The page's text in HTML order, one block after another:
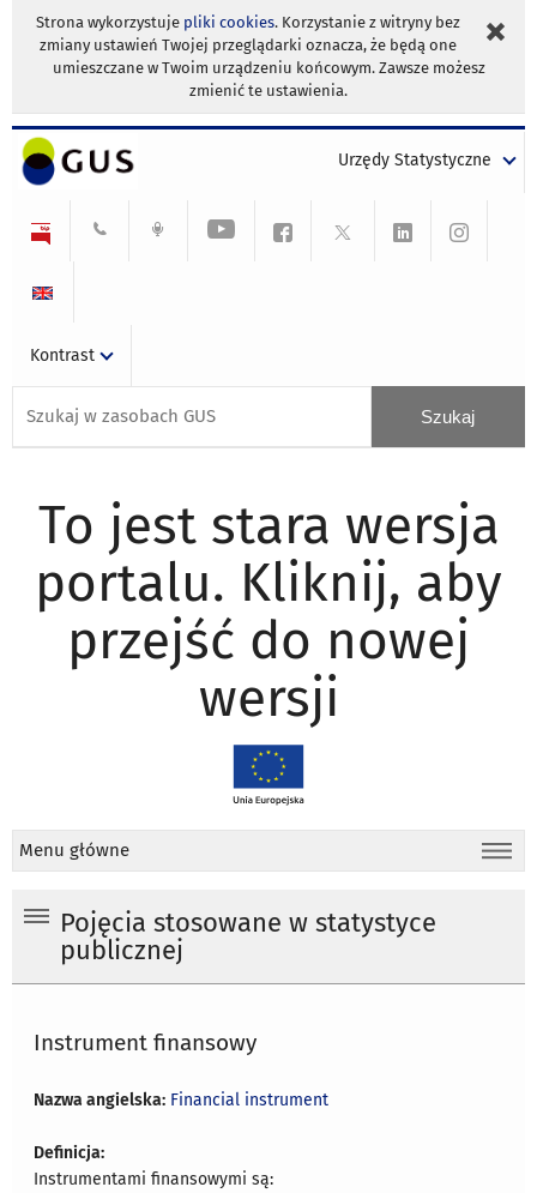
Strona wykorzystuje pliki cookies. Korzystanie z witryny bez
zmiany ustawień Twojej przeglądarki oznacza, że będą one
umieszczane w Twoim urządzeniu końcowym. Zawsze możesz
zmienić te ustawienia.
Urzędy Statystyczne
Kontrast
To jest stara wersja
portalu. Kliknij, aby
przejść do nowej
wersji
Menu główne
Pojęcia stosowane w statystyce
publicznej
Instrument finansowy
Nazwa angielska: Financial instrument
Definicja:
Instrumentami finansowymi są: